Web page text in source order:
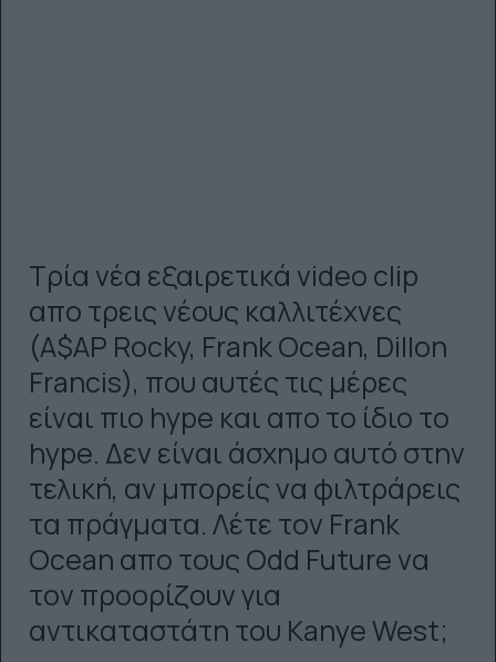
Τρία νέα εξαιρετικά video clip
απο τρεις νέους καλλιτέχνες
(A$AP Rocky, Frank Ocean, Dillon
Francis), που αυτές τις μέρες
είναι πιο hype και απο το ίδιο το
hype. Δεν είναι άσχημο αυτό στην
τελική, αν μπορείς να φιλτράρεις
τα πράγματα. Λέτε τον Frank
Ocean απο τους Odd Future να
τον προορίζουν για
αντικαταστάτη του Kanye West;